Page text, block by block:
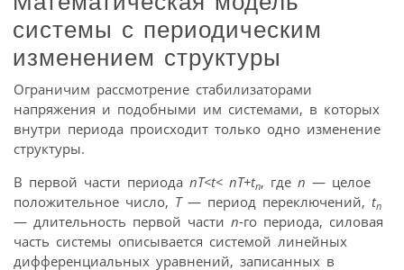
системы с периодическим
изменением структуры
Ограничим рассмотрение стабилизаторами
напряжения и подобными им системами, в которых
внутри периода происходит только одно изменение
структуры.
В первой части периода nT<t< nT+tn, где n — целое
положительное число, Т— период переключений, tn
— длительность первой части n-го периода, силовая
часть системы описывается системой линейных
дифференциальных уравнений, записанных в